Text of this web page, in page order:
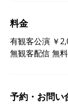
料金
有観客公演 ￥
無観客配信 無料
予約・お問い